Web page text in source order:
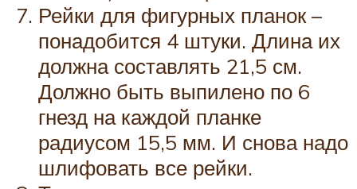
Рейки для фигурных планок –
понадобится 4 штуки. Длина их
должна составлять 21,5 см.
Должно быть выпилено по 6
гнезд на каждой планке
радиусом 15,5 мм. И снова надо
шлифовать все рейки.